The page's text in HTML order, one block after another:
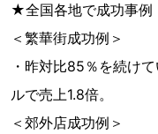
★全国各地で成功事例
＜繁華街成功例＞
・昨対比85％を続け
ルで売上1.8倍。
＜郊外店成功例＞